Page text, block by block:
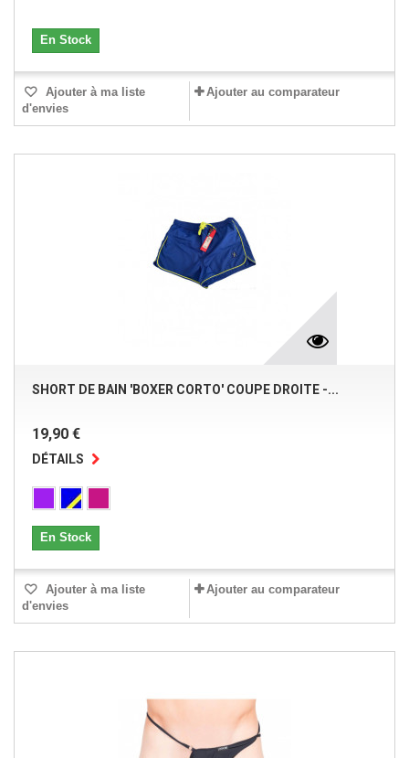
En Stock
Ajouter à ma liste
d'envies
Ajouter au comparateur
SHORT DE BAIN 'BOXER CORTO' COUPE DROITE -...
19,90 €
DÉTAILS
En Stock
Ajouter à ma liste
d'envies
Ajouter au comparateur